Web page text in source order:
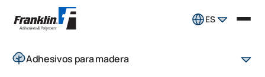
ES
Adhesivos para madera